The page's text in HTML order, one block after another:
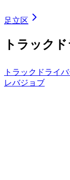
足立区
トラック
トラックドライ
レバジョブ